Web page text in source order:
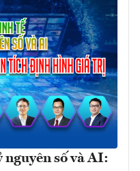
số và AI: